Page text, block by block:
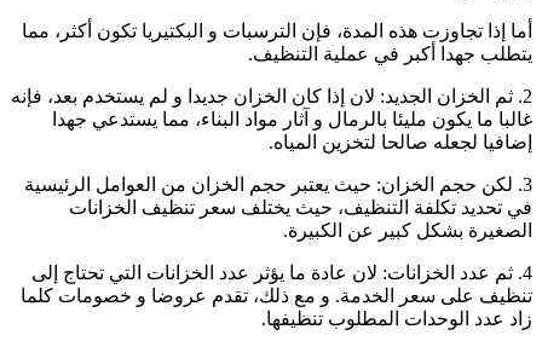
أما إذا تجاوزت هذه المدة، فإن الترسبات و البكتيريا تكون أكثر، مما
يتطلب جهدا أكبر في عملية التنظيف.
2. ثم الخزان الجديد: لان إذا كان الخزان جديدا و لم يستخدم بعد، فإنه
غالبا ما يكون مليئا بالرمال و آثار مواد البناء، مما يستدعي جهدا
إضافيا لجعله صالحا لتخزين المياه.
3. لكن حجم الخزان: حيث يعتبر حجم الخزان من العوامل الرئيسية
في تحديد تكلفة التنظيف، حيث يختلف سعر تنظيف الخزانات
الصغيرة بشكل كبير عن الكبيرة.
4. ثم عدد الخزانات: لان عادة ما يؤثر عدد الخزانات التي تحتاج إلى
تنظيف على سعر الخدمة. و مع ذلك، تقدم عروضا و خصومات كلما
زاد عدد الوحدات المطلوب تنظيفها.